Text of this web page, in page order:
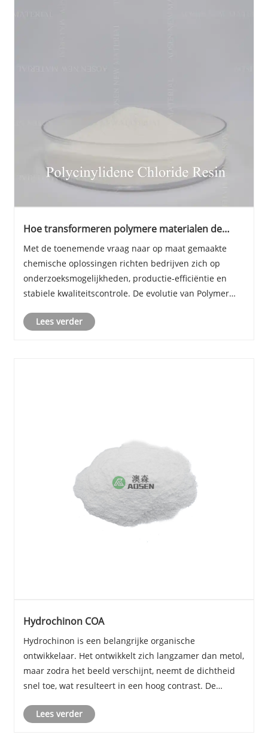
Hoe transformeren polymere materialen de
Met de toenemende vraag naar op maat gemaakte
chemische oplossingen richten bedrijven zich op
onderzoeksmogelijkheden, productie-efficiëntie en
stabiele kwaliteitscontrole. De evolutie van Polymer
chemische technologie, waarbij gespecialiseerde
Lees verder
Hydrochinon COA
Hydrochinon is een belangrijke organische
ontwikkelaar. Het ontwikkelt zich langzamer dan metol,
maar zodra het beeld verschijnt, neemt de dichtheid
snel toe, wat resulteert in een hoog contrast. De
onder de 15°C vertraagt ​​het en onder de 5°C sto......
Lees verder